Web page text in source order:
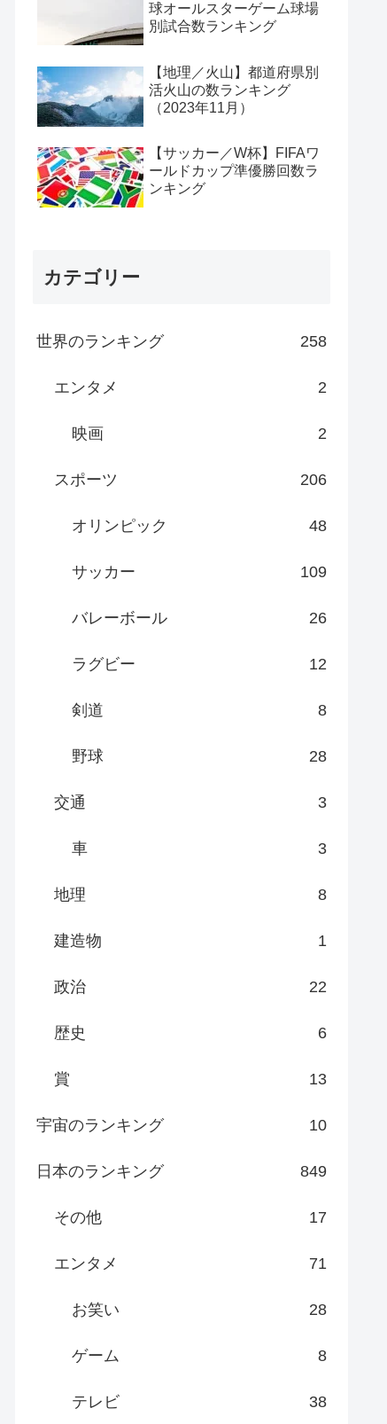
球オールスターゲーム球場
別試合数ランキング
【地理／火山】都道府県別
活火山の数ランキング
（2023年11月）
【サッカー／W杯】FIFAワ
ールドカップ準優勝回数ラ
ンキング
カテゴリー
世界のランキング 258
エンタメ 2
映画 2
スポーツ 206
オリンピック 48
サッカー 109
バレーボール 26
ラグビー 12
剣道 8
野球 28
交通 3
車 3
地理 8
建造物 1
政治 22
歴史 6
賞 13
宇宙のランキング 10
日本のランキング 849
その他 17
エンタメ 71
お笑い 28
ゲーム 8
テレビ 38